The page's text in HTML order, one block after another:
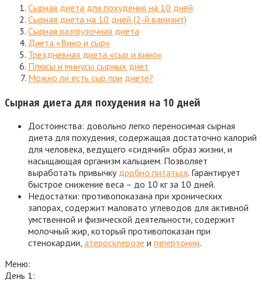
Сырная диета для похудения на 10 дней
Сырная диета на 10 дней (2-й вариант)
Сырная разгрузочная диета
Диета «Вино и сыр»
Трехдневная диета «сыр и вино»
Плюсы и минусы сырных диет
Можно ли есть сыр при диете?
Сырная диета для похудения на 10 дней
Достоинства: довольно легко переносимая сырная
диета для похудения, содержащая достаточно калорий
для человека, ведущего «сидячий» образ жизни, и
насыщающая организм кальцием. Позволяет
выработать привычку дробно питаться. Гарантирует
быстрое снижение веса – до 10 кг за 10 дней.
Недостатки: противопоказана при хронических
запорах, содержит маловато углеводов для активной
умственной и физической деятельности, содержит
молочный жир, который противопоказан при
стенокардии, атеросклерозе и гипертонии.
Меню:
День 1: